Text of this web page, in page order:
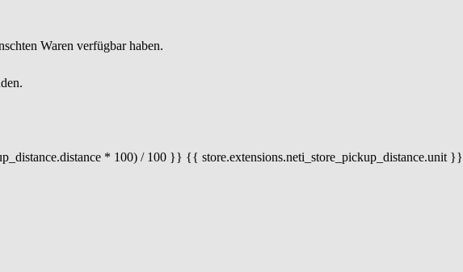
Waren verfügbar haben.
* 100) / 100 }} {{ store.extensions.neti_store_pickup_distance.unit }}